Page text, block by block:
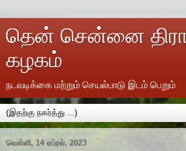
தென் சென்னை
கழகம்
நடவடிக்கை மற்றும் செயல்பாடு இடம் பெறும்
வெள்ளி, 14 ஏப்ரல், 2023